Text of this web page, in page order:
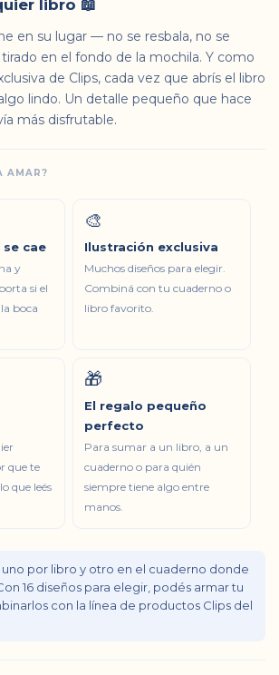
libro 📖
en su lugar — no se resbala, no se
en el fondo de la mochila. Y como
de Clips, cada vez que abrís el libro
lindo. Un detalle pequeño que hace
más disfrutable.
AMAR?
cae
y
si el
boca
🎨
Ilustración exclusiva
Muchos diseños para elegir.
Combiná con tu cuaderno o
libro favorito.
que te
que leés
🎁
El regalo pequeño
perfecto
Para sumar a un libro, a un
cuaderno o para quién
siempre tiene algo entre
manos.
uno por libro y otro en el cuaderno donde
16 diseños para elegir, podés armar tu
con la línea de productos Clips del